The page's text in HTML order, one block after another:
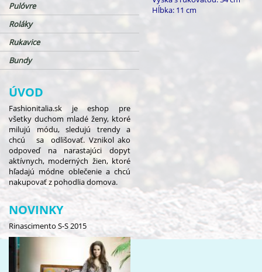
Pulóvre
Roláky
Rukavice
Bundy
ÚVOD
Fashionitalia.sk je eshop pre
všetky duchom mladé ženy, ktoré
milujú módu, sledujú trendy a
chcú sa odlišovať. Vznikol ako
odpoveď na narastajúci dopyt
aktívnych, moderných žien, ktoré
hľadajú módne oblečenie a chcú
nakupovať z pohodlia domova.
NOVINKY
Rinascimento S-S 2015
Hĺbka: 11 cm